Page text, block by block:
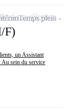
F)
un Assistant
Au sein du service
Temps plein
à ma sélection